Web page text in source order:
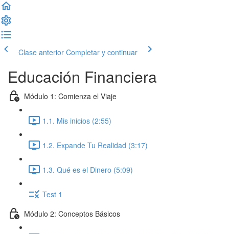
Clase anterior Completar y continuar
Educación Financiera
Módulo 1: Comienza el Viaje
1.1. Mis inicios (2:55)
1.2. Expande Tu Realidad (3:17)
1.3. Qué es el Dinero (5:09)
Test 1
Módulo 2: Conceptos Básicos